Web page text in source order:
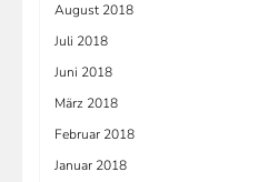
August 2018
Juli 2018
Juni 2018
März 2018
Februar 2018
Januar 2018